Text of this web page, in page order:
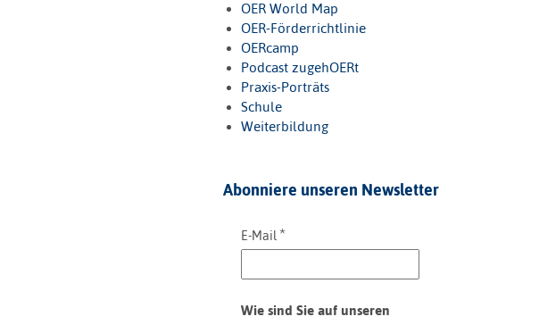
OER World Map
OER-Förderrichtlinie
OERcamp
Podcast zugehOERt
Praxis-Porträts
Schule
Weiterbildung
Abonniere unseren Newsletter
E-Mail *
Wie sind Sie auf unseren